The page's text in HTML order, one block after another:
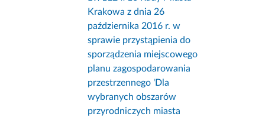
Krakowa z dnia 26
października 2016 r. w
sprawie przystąpienia do
sporządzenia miejscowego
planu zagospodarowania
przestrzennego 'Dla
wybranych obszarów
przyrodniczych miasta